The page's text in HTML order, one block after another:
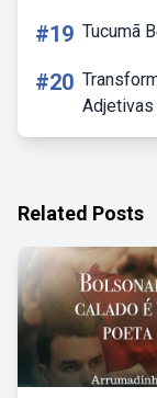
#19 Tucumã
#20
Adjetivas
Related Posts